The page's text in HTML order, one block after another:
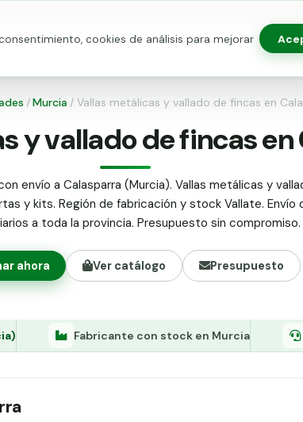
cookies de análisis para mejorar
/Murcia / Vallas metálicas y vallado de fincas en
y vallado de fincas
envío a Calasparra (Murcia). Vallas metálicas y
y kits. Región de fabricación y stock Vallate. Envío
a toda la provincia. Presupuesto sin compromiso.
ahora Ver catálogo Presupuesto
Fabricante con stock en Murcia